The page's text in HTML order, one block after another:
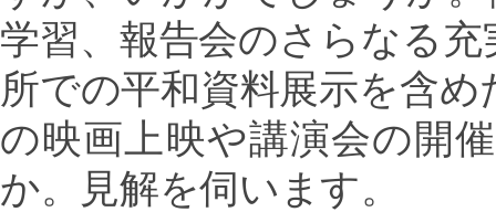
学習、報告会のさらなる
所での平和資料展示を含
の映画上映や講演会の開
か。見解を伺います。